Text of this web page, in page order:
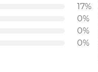
17%
0%
0%
0%